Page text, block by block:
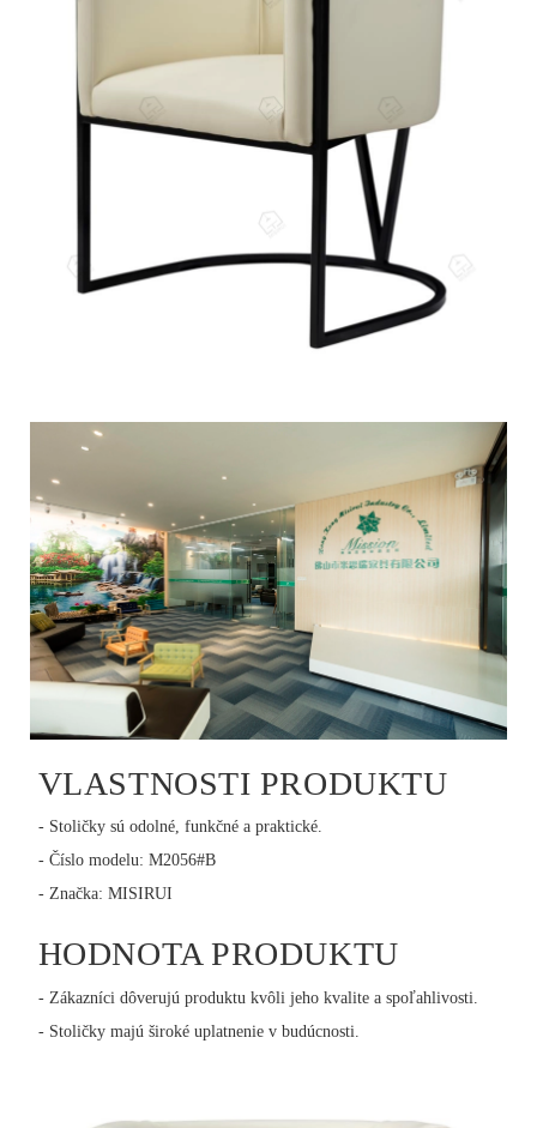
VLASTNOSTI PRODUKTU
- Stoličky sú odolné, funkčné a praktické.
- Číslo modelu: M2056#B
- Značka: MISIRUI
HODNOTA PRODUKTU
- Zákazníci dôverujú produktu kvôli jeho kvalite a spoľahlivosti.
- Stoličky majú široké uplatnenie v budúcnosti.